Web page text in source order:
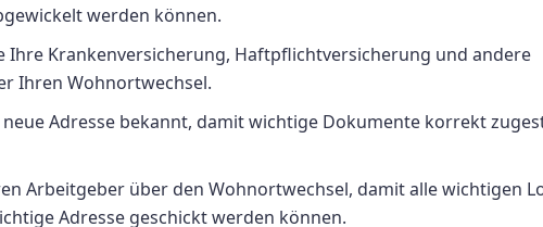
werden können.
Ihre Krankenversicherung, Haftpflichtversicherung und andere
Ihren Wohnortwechsel.
neue Adresse bekannt, damit wichtige Dokumente korrekt
Arbeitgeber über den Wohnortwechsel, damit alle wichtigen
Adresse geschickt werden können.